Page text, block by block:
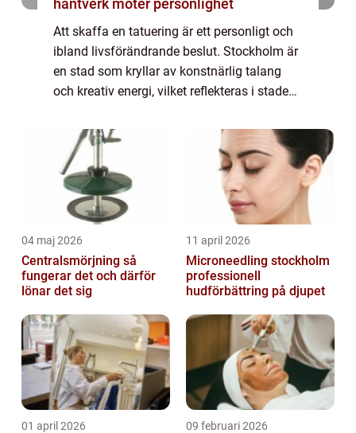
hantverk möter personlighet
Att skaffa en tatuering är ett personligt och
ibland livsförändrande beslut. Stockholm är
en stad som kryllar av konstnärlig talang
och kreativ energi, vilket reflekteras i stadens
04 maj 2026
Centralsmörjning så
fungerar det och därför
lönar det sig
11 april 2026
Microneedling stockholm
professionell
hudförbättring på djupet
01 april 2026 09 februari 2026